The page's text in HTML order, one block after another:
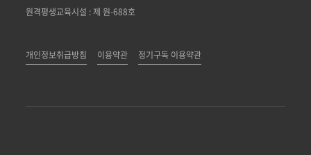
원격평생교육시설 : 제 원-688호
개인정보취급방침 이용약관 정기구독 이용약관